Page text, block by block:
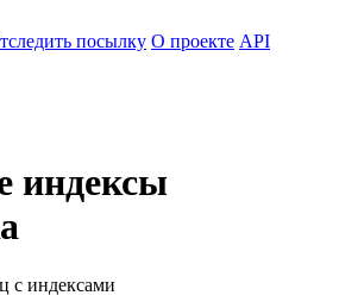
посылку О проекте API
индексы
с индексами